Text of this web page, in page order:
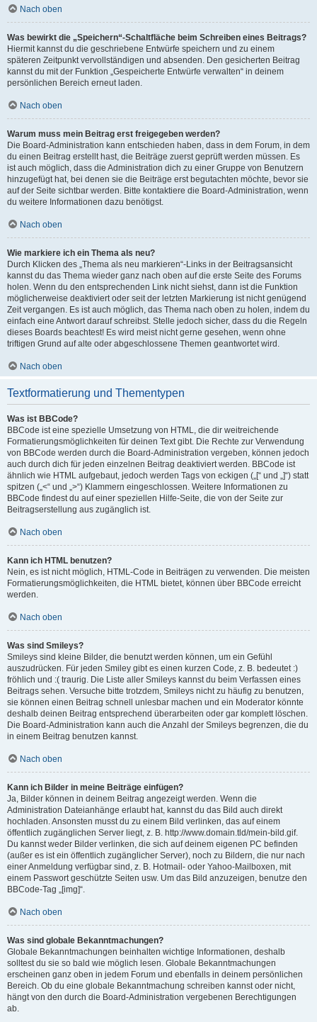
Nach oben
Was bewirkt die „Speichern“-Schaltfläche beim Schreiben eines Beitrags?
Hiermit kannst du die geschriebene Entwürfe speichern und zu einem
späteren Zeitpunkt vervollständigen und absenden. Den gesicherten Beitrag
kannst du mit der Funktion „Gespeicherte Entwürfe verwalten“ in deinem
persönlichen Bereich erneut laden.
Nach oben
Warum muss mein Beitrag erst freigegeben werden?
Die Board-Administration kann entschieden haben, dass in dem Forum, in dem
du einen Beitrag erstellt hast, die Beiträge zuerst geprüft werden müssen. Es
ist auch möglich, dass die Administration dich zu einer Gruppe von Benutzern
hinzugefügt hat, bei denen sie die Beiträge erst begutachten möchte, bevor sie
auf der Seite sichtbar werden. Bitte kontaktiere die Board-Administration, wenn
du weitere Informationen dazu benötigst.
Nach oben
Wie markiere ich ein Thema als neu?
Durch Klicken des „Thema als neu markieren“-Links in der Beitragsansicht
kannst du das Thema wieder ganz nach oben auf die erste Seite des Forums
holen. Wenn du den entsprechenden Link nicht siehst, dann ist die Funktion
möglicherweise deaktiviert oder seit der letzten Markierung ist nicht genügend
Zeit vergangen. Es ist auch möglich, das Thema nach oben zu holen, indem du
einfach eine Antwort darauf schreibst. Stelle jedoch sicher, dass du die Regeln
dieses Boards beachtest! Es wird meist nicht gerne gesehen, wenn ohne
triftigen Grund auf alte oder abgeschlossene Themen geantwortet wird.
Nach oben
Textformatierung und Thementypen
Was ist BBCode?
BBCode ist eine spezielle Umsetzung von HTML, die dir weitreichende
Formatierungsmöglichkeiten für deinen Text gibt. Die Rechte zur Verwendung
von BBCode werden durch die Board-Administration vergeben, können jedoch
auch durch dich für jeden einzelnen Beitrag deaktiviert werden. BBCode ist
ähnlich wie HTML aufgebaut, jedoch werden Tags von eckigen („[“ und „]“) statt
spitzen („<“ und „>“) Klammern eingeschlossen. Weitere Informationen zu
BBCode findest du auf einer speziellen Hilfe-Seite, die von der Seite zur
Beitragserstellung aus zugänglich ist.
Nach oben
Kann ich HTML benutzen?
Nein, es ist nicht möglich, HTML-Code in Beiträgen zu verwenden. Die meisten
Formatierungsmöglichkeiten, die HTML bietet, können über BBCode erreicht
werden.
Nach oben
Was sind Smileys?
Smileys sind kleine Bilder, die benutzt werden können, um ein Gefühl
auszudrücken. Für jeden Smiley gibt es einen kurzen Code, z. B. bedeutet :)
fröhlich und :( traurig. Die Liste aller Smileys kannst du beim Verfassen eines
Beitrags sehen. Versuche bitte trotzdem, Smileys nicht zu häufig zu benutzen,
sie können einen Beitrag schnell unlesbar machen und ein Moderator könnte
deshalb deinen Beitrag entsprechend überarbeiten oder gar komplett löschen.
Die Board-Administration kann auch die Anzahl der Smileys begrenzen, die du
in einem Beitrag benutzen kannst.
Nach oben
Kann ich Bilder in meine Beiträge einfügen?
Ja, Bilder können in deinem Beitrag angezeigt werden. Wenn die
Administration Dateianhänge erlaubt hat, kannst du das Bild auch direkt
hochladen. Ansonsten musst du zu einem Bild verlinken, das auf einem
öffentlich zugänglichen Server liegt, z. B. http://www.domain.tld/mein-bild.gif.
Du kannst weder Bilder verlinken, die sich auf deinem eigenen PC befinden
(außer es ist ein öffentlich zugänglicher Server), noch zu Bildern, die nur nach
einer Anmeldung verfügbar sind, z. B. Hotmail- oder Yahoo-Mailboxen, mit
einem Passwort geschützte Seiten usw. Um das Bild anzuzeigen, benutze den
BBCode-Tag „[img]“.
Nach oben
Was sind globale Bekanntmachungen?
Globale Bekanntmachungen beinhalten wichtige Informationen, deshalb
solltest du sie so bald wie möglich lesen. Globale Bekanntmachungen
erscheinen ganz oben in jedem Forum und ebenfalls in deinem persönlichen
Bereich. Ob du eine globale Bekanntmachung schreiben kannst oder nicht,
hängt von den durch die Board-Administration vergebenen Berechtigungen
ab.